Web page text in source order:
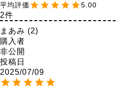
5.00
2
まあみ
2
購入者
非公開
投稿日
2025/07/09